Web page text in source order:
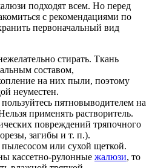
подходят всем. Но перед
с рекомендациями по
первоначальный вид
стирать. Ткань
составом,
на них пыли, поэтому
неуместен.
пятновыводителем на
применять растворитель.
повреждений тряпочного
загибы и т. п.).
или сухой щеткой.
кассетно-рулонные жалюзи, то